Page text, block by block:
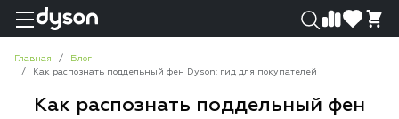
Главная
Блог
Как распознать поддельный фен Dyson: гид для покупателей
Как распознать поддельный фен